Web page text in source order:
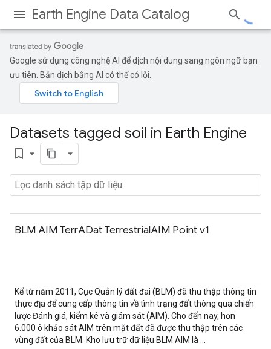
Earth Engine Data Catalog
Google sử dụng công nghệ AI để dịch nội dung sang ngôn ngữ bạn
ưu tiên. Bản dịch bằng AI có thể có lỗi.
Datasets tagged soil in Earth Engine
bookmark_border
BLM AIM TerrADat TerrestrialAIM Point v1
Kể từ năm 2011, Cục Quản lý đất đai (BLM) đã thu thập thông tin
thực địa để cung cấp thông tin về tình trạng đất thông qua chiến
lược Đánh giá, kiểm kê và giám sát (AIM). Cho đến nay, hơn
6.000 ô khảo sát AIM trên mặt đất đã được thu thập trên các
vùng đất của BLM. Kho lưu trữ dữ liệu BLM AIM là …